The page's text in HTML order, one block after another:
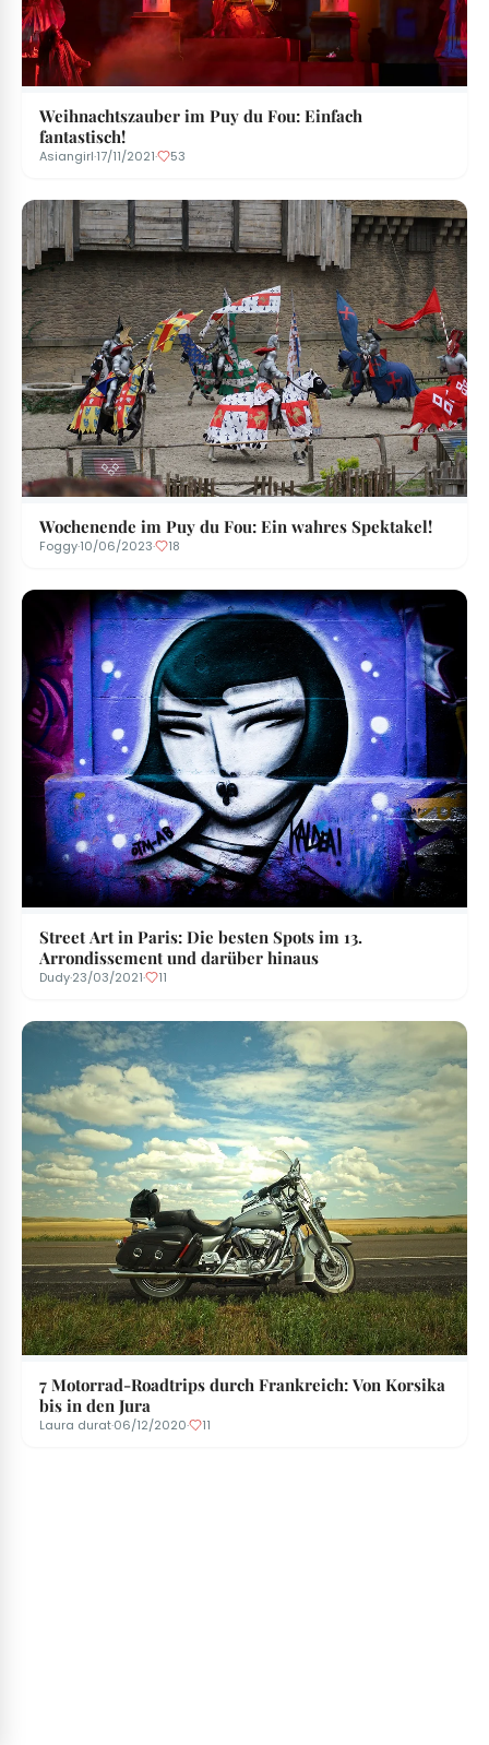
Weihnachtszauber im Puy du Fou: Einfach
fantastisch!
Asiangirl·17/11/2021· 53
Wochenende im Puy du Fou: Ein wahres Spektakel!
Foggy·10/06/2023· 18
Street Art in Paris: Die besten Spots im 13.
Arrondissement und darüber hinaus
Dudy·23/03/2021· 11
7 Motorrad-Roadtrips durch Frankreich: Von Korsika
bis in den Jura
Laura durat·06/12/2020· 11